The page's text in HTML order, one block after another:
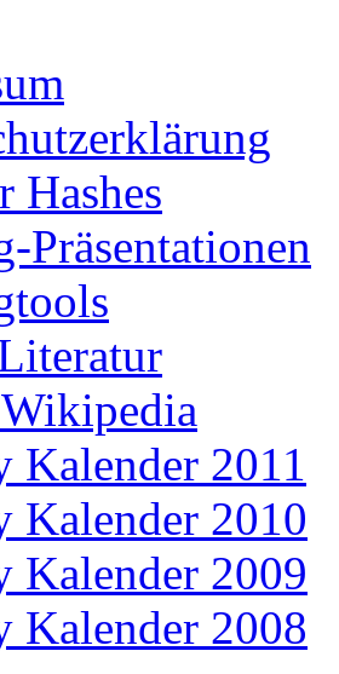
Hashes
Präsentationen
Kalender 2011
Kalender 2010
Kalender 2009
Kalender 2008